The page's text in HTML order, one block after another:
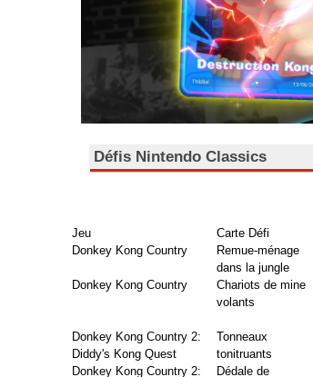
Défis Nintendo Classics
Jeu Carte Défi
Donkey Kong Country
Remue-ménage
dans la jungle
Donkey Kong Country
Chariots de mine
volants
Donkey Kong Country 2:
Diddy's Kong Quest
Tonneaux
tonitruants
Donkey Kong Country 2:
Dédale de